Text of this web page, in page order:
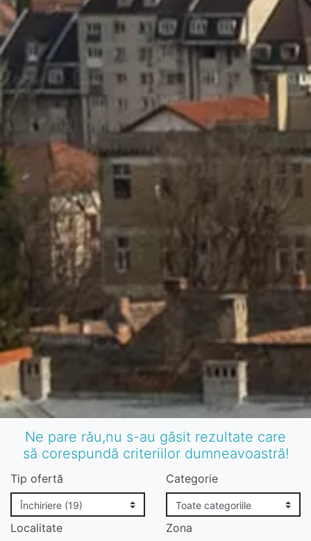
Ne pare rău,nu s-au găsit rezultate care
să corespundă criteriilor dumneavoastră!
Tip ofertă Categorie
Localitate Zona